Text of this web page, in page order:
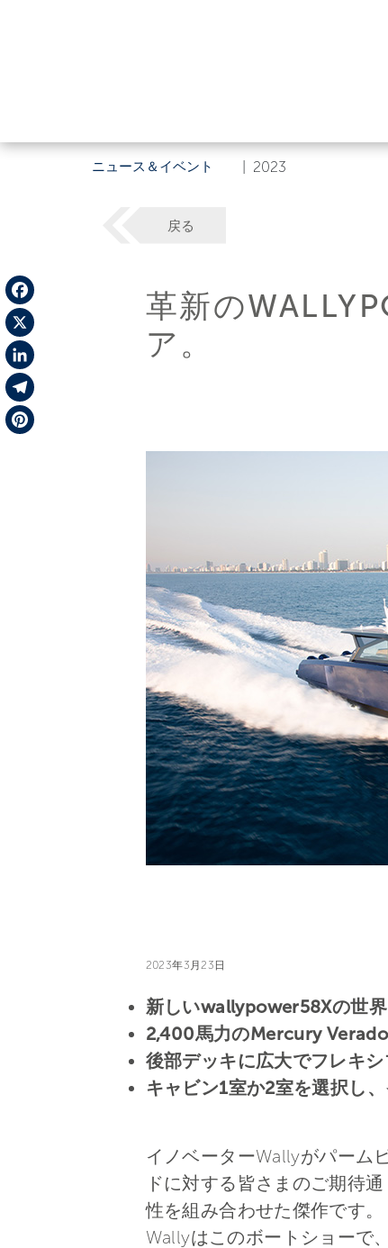
ニュース＆イベント 2023
Facebook
X
LinkedIn
Telegram
戻る
革新の
ア。
2023年3月23日
新しいwallypower58Xの世界
2,400馬力のMercury
後部デッキに広大でフレキシ
キャビン1室か2室を選択し、
イノベーターWallyがパーム
ドに対する皆さまのご期待通
性を組み合わせた傑作です。
Wallyはこのボートショーで